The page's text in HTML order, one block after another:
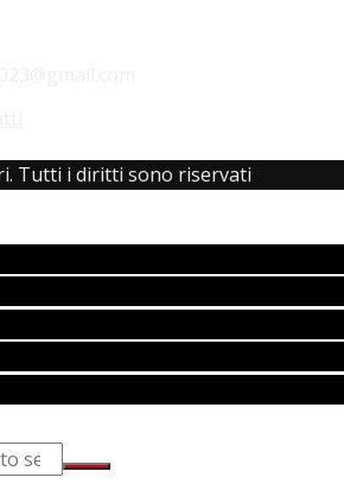
Tutti i diritti sono riservati